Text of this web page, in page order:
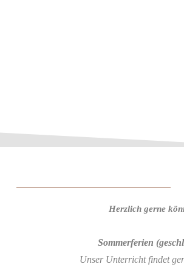
Herzlich gerne
Sommerferien
Unser Unterricht findet